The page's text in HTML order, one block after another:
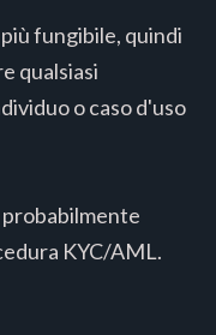
fungibile, quindi
qualsiasi
o caso d'uso
KYC/AML.